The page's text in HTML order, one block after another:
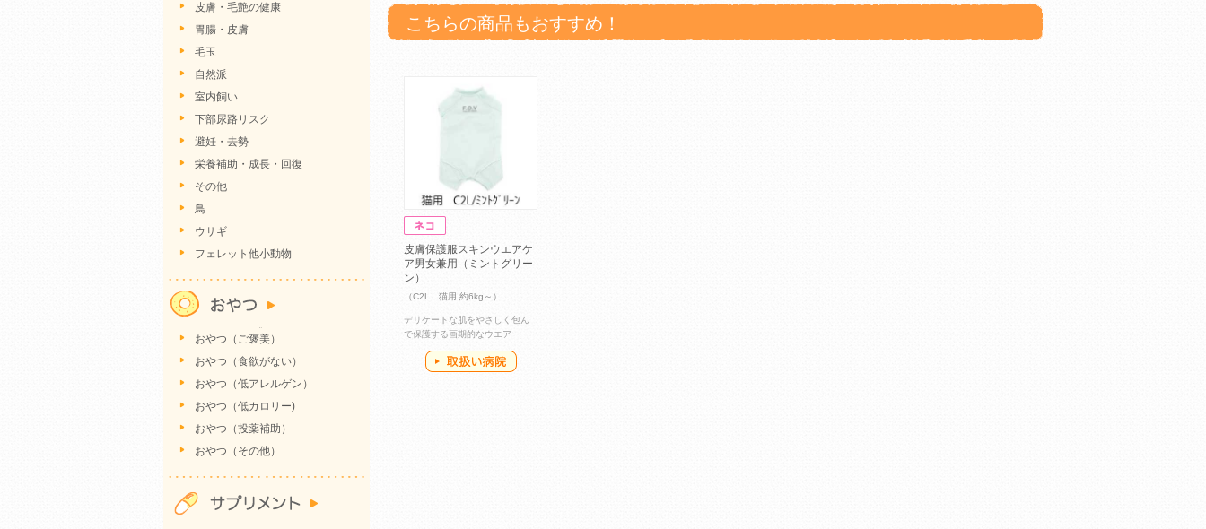
こちらの商品もおすすめ！
皮膚保護服スキンウエアケ
ア男女兼用（ミントグリー
ン）
（C2L 猫用 約6kg～）
デリケートな肌をやさしく包ん
で保護する画期的なウエア
皮膚・毛艶の健康
胃腸・皮膚
毛玉
自然派
室内飼い
下部尿路リスク
避妊・去勢
栄養補助・成長・回復
その他
鳥
ウサギ
フェレット他小動物
おやつ（ご褒美）
おやつ（食欲がない）
おやつ（低アレルゲン）
おやつ（低カロリー)
おやつ（投薬補助）
おやつ（その他）